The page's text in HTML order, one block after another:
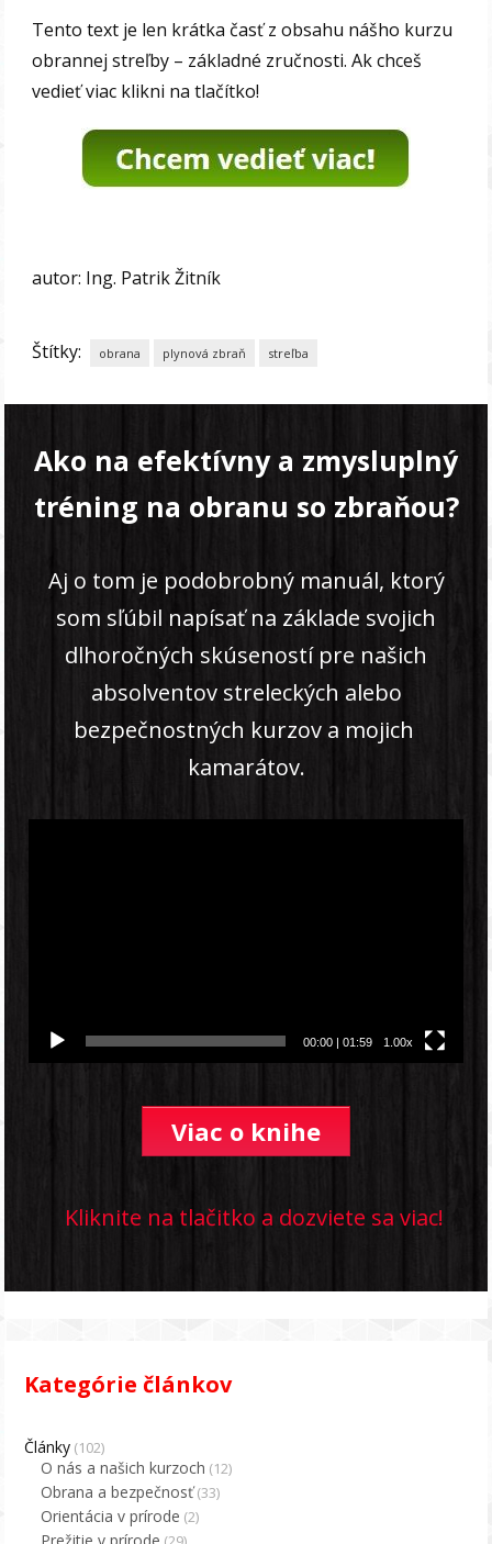
Tento text je len krátka časť z obsahu nášho kurzu
obrannej streľby – základné zručnosti. Ak chceš
vedieť viac klikni na tlačítko!
autor: Ing. Patrik Žitník
Štítky: obrana plynová zbraň streľba
Ako na efektívny a zmysluplný
tréning na obranu so zbraňou?
Aj o tom je podobrobný manuál, ktorý
som sľúbil napísať na základe svojich
dlhoročných skúseností pre našich
absolventov streleckých alebo
bezpečnostných kurzov a mojich
kamarátov.
00:00| 01:59 1.00x
Viac o knihe
Kliknite na tlačitko a dozviete sa viac!
Kategórie článkov
Články (102)
O nás a našich kurzoch (12)
Obrana a bezpečnosť(33)
Orientácia v prírode (2)